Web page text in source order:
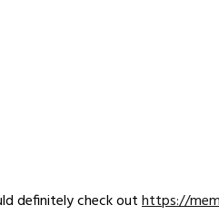
definitely check outhttps://